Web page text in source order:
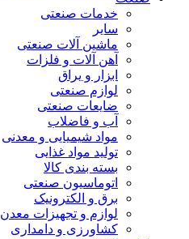
خدمات صنعتی
سایر
ماشین آلات صنعتی
آهن آلات و فلزات
ابزار و یراق
لوازم صنعتی
ضایعات صنعتی
آب و فاضلاب
مواد شیمیایی و معدنی
تولید مواد غذایی
بسته بندی کالا
اتوماسیون صنعتی
برق و الکترونیک
لوازم و تجهیزات معدن
کشاورزی و دامداری